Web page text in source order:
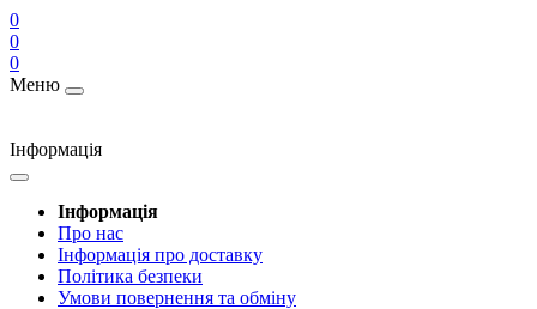
0
0
0
Меню
Інформація
Інформація
Про нас
Інформація про доставку
Політика безпеки
Умови повернення та обміну